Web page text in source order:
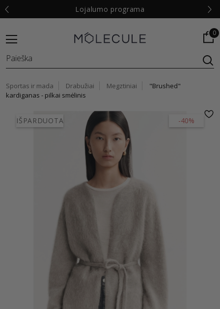
Lojalumo programa
0
Sportas ir mada Drabužiai Megztiniai
"Brushed"
kardiganas - pilkai smėlinis
-40%
IŠPARDUOTA